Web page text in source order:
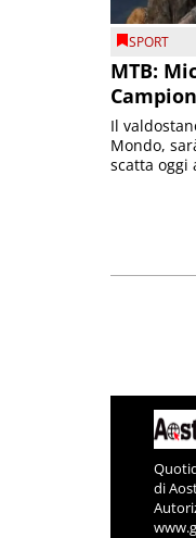
SPORT
MTB:
Il
Mondo,
scatta oggi
di